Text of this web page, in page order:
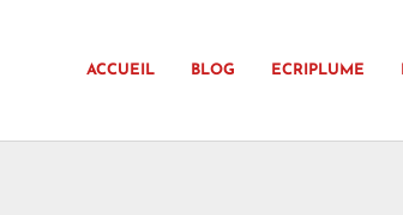
ACCUEIL BLOG ECRIPLUME